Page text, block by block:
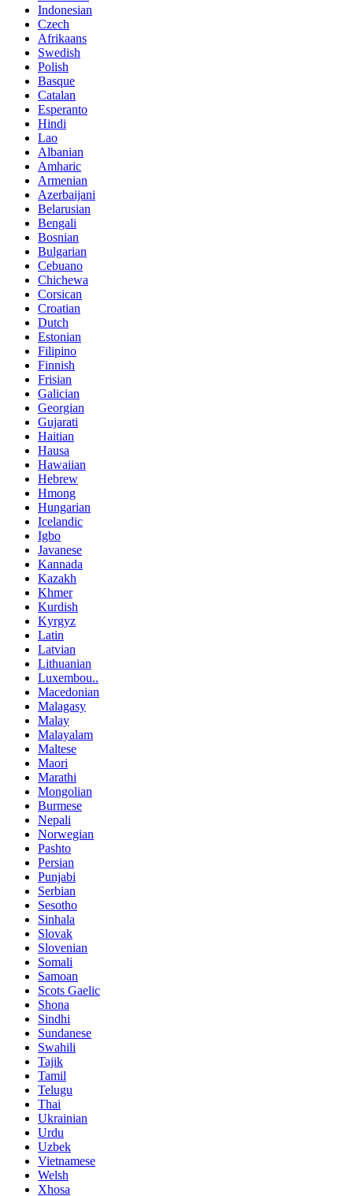
Indonesian
Czech
Afrikaans
Swedish
Polish
Basque
Catalan
Esperanto
Hindi
Lao
Albanian
Amharic
Armenian
Azerbaijani
Belarusian
Bengali
Bosnian
Bulgarian
Cebuano
Chichewa
Corsican
Croatian
Dutch
Estonian
Filipino
Finnish
Frisian
Galician
Georgian
Gujarati
Haitian
Hausa
Hawaiian
Hebrew
Hmong
Hungarian
Icelandic
Igbo
Javanese
Kannada
Kazakh
Khmer
Kurdish
Kyrgyz
Latin
Latvian
Lithuanian
Luxembou..
Macedonian
Malagasy
Malay
Malayalam
Maltese
Maori
Marathi
Mongolian
Burmese
Nepali
Norwegian
Pashto
Persian
Punjabi
Serbian
Sesotho
Sinhala
Slovak
Slovenian
Somali
Samoan
Scots Gaelic
Shona
Sindhi
Sundanese
Swahili
Tajik
Tamil
Telugu
Thai
Ukrainian
Urdu
Uzbek
Vietnamese
Welsh
Xhosa